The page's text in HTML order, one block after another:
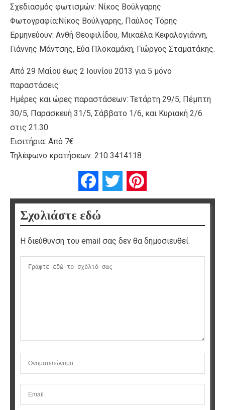
Σχεδιασμός φωτισμών: Νίκος Βούλγαρης
Φωτογραφία:Νίκος Βούλγαρης, Παύλος Τόρης
Ερμηνεύουν: Ανθή Θεοφιλίδου, Μικαέλα Κεφαλογιάννη,
Γιάννης Μάντσης, Εύα Πλοκαμάκη, Γιώργος Σταματάκης.
Από 29 Μαΐου έως 2 Ιουνίου 2013 για 5 μόνο
παραστάσεις
Ημέρες και ώρες παραστάσεων: Τετάρτη 29/5, Πέμπτη
30/5, Παρασκευή 31/5, Σάββατο 1/6, και Κυριακή 2/6
στις 21.30
Εισιτήρια: Από 7€
Τηλέφωνο κρατήσεων: 210 3414118
FacebookTwitter
Σχολιάστε εδώ
Η διεύθυνση του email σας δεν θα δημοσιευθεί.